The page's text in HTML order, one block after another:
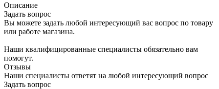
Описание
Задать вопрос
Вы можете задать любой интересующий вас вопрос по товару
или работе магазина.
Наши квалифицированные специалисты обязательно вам
помогут.
Отзывы
Наши специалисты ответят на любой интересующий вопрос
Задать вопрос